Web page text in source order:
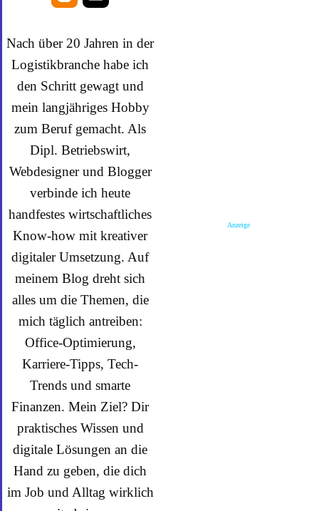
Nach über 20 Jahren in der
Logistikbranche habe ich
den Schritt gewagt und
mein langjähriges Hobby
zum Beruf gemacht. Als
Dipl. Betriebswirt,
Webdesigner und Blogger
verbinde ich heute
handfestes wirtschaftliches
Know-how mit kreativer
digitaler Umsetzung. Auf
meinem Blog dreht sich
alles um die Themen, die
mich täglich antreiben:
Office-Optimierung,
Karriere-Tipps, Tech-
Trends und smarte
Finanzen. Mein Ziel? Dir
praktisches Wissen und
digitale Lösungen an die
Hand zu geben, die dich
im Job und Alltag wirklich
Anzeige